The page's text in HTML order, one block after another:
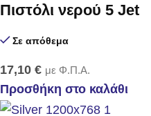
Πιστόλι νερού 5 Jet
Σε απόθεμα
17,10 € με Φ.Π.Α.
Προσθήκη στο καλάθι